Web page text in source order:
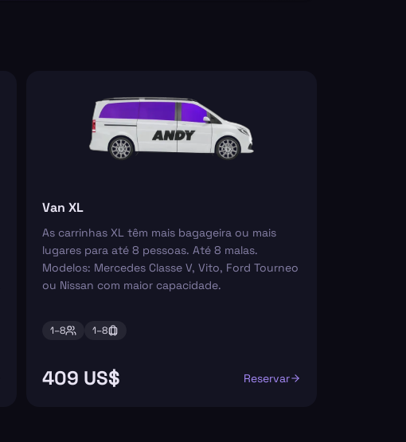
Van XL
As carrinhas XL têm mais bagageira ou mais
lugares para até 8 pessoas. Até 8 malas.
Modelos: Mercedes Classe V, Vito, Ford Tourneo
ou Nissan com maior capacidade.
1–8 1–8
409 US$ Reservar